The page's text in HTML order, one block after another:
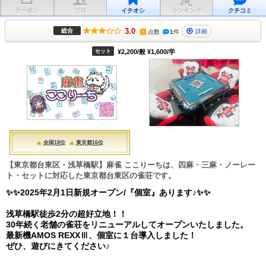
クーポン プロ イチオシ ランキング クチコミ
総合 3.0 ? 点数 1件 詳細
セット ¥2,200/般 ¥1,600/学
全国18位 東京都16位
【東京都台東区・浅草橋駅】麻雀 ここりーちは、四麻・三麻・ノーレー
ト・セットに対応した東京都台東区の雀荘です。
✨✨2025年2月1日新規オープン/『個室』あります♪✨✨
浅草橋駅徒歩2分の超好立地！！
30年続く老舗の雀荘をリニューアルしてオープンいたしました。
最新機AMOS REXXⅢ、個室に１台導入しました！
ぜひ、遊びにきてください♪